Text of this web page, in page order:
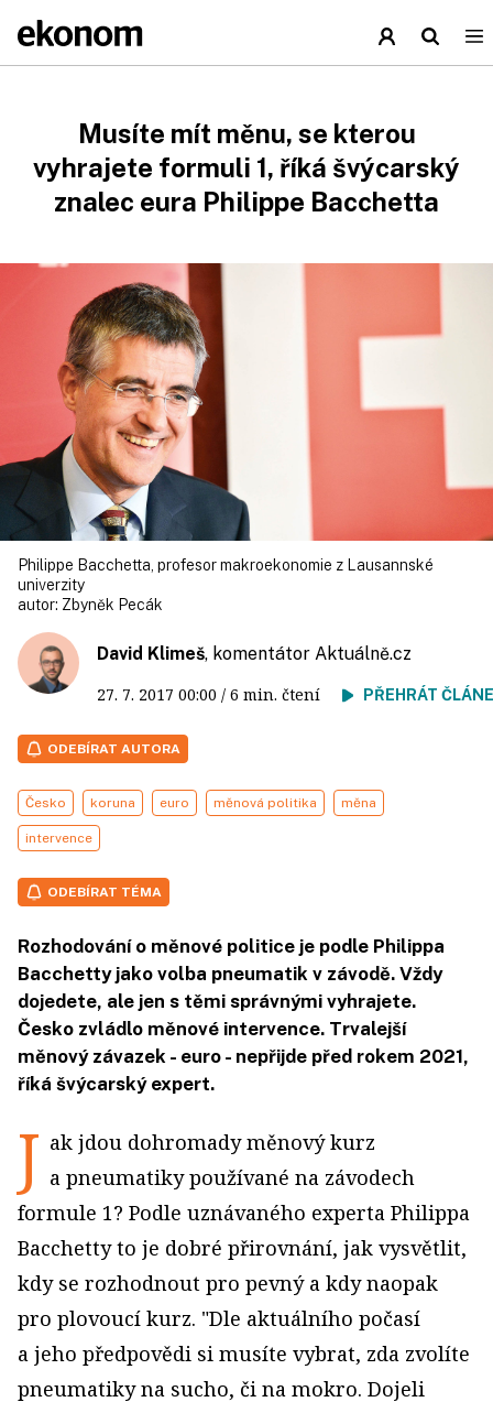
Musíte mít měnu, se kterou
vyhrajete formuli 1, říká švýcarský
znalec eura Philippe Bacchetta
Philippe Bacchetta, profesor makroekonomie z Lausannské
univerzity
autor: Zbyněk Pecák
David Klimeš, komentátor Aktuálně.cz
27. 7. 2017 00:00 / 6 min. čtení PŘEHRÁT
ODEBÍRAT AUTORA
Česko koruna euro měnová politika měna
intervence
ODEBÍRAT TÉMA
Rozhodování o měnové politice je podle Philippa
Bacchetty jako volba pneumatik v závodě. Vždy
dojedete, ale jen s těmi správnými vyhrajete.
Česko zvládlo měnové intervence. Trvalejší
měnový závazek - euro - nepřijde před rokem 2021,
říká švýcarský expert.
J ak jdou dohromady měnový kurz
a pneumatiky používané na závodech
formule 1? Podle uznávaného experta Philippa
Bacchetty to je dobré přirovnání, jak vysvětlit,
kdy se rozhodnout pro pevný a kdy naopak
pro plovoucí kurz. "Dle aktuálního počasí
a jeho předpovědi si musíte vybrat, zda zvolíte
pneumatiky na sucho, či na mokro. Dojeli